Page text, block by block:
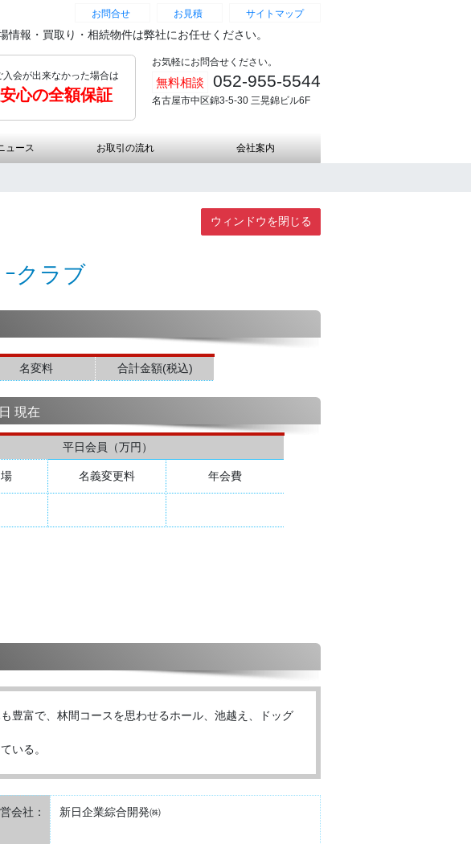
お問合せ お見積 サイトマップ
報・買取り・相続物件は弊社にお任せください。
入会が出来なかった場合は
安心の全額保証
お気軽にお問合せください。
無料相談 052-955-5544
名古屋市中区錦3-5-30 三晃錦ビル6F
ュース お取引の流れ 会社案内
ウィンドウを閉じる
クラブ
名変料 合計金額(税込)
現在
平日会員（万円）
名義変更料 年会費
豊富で、林間コースを思わせるホール、池越え、ドッグ
いる。
会社： 新日企業綜合開発㈱